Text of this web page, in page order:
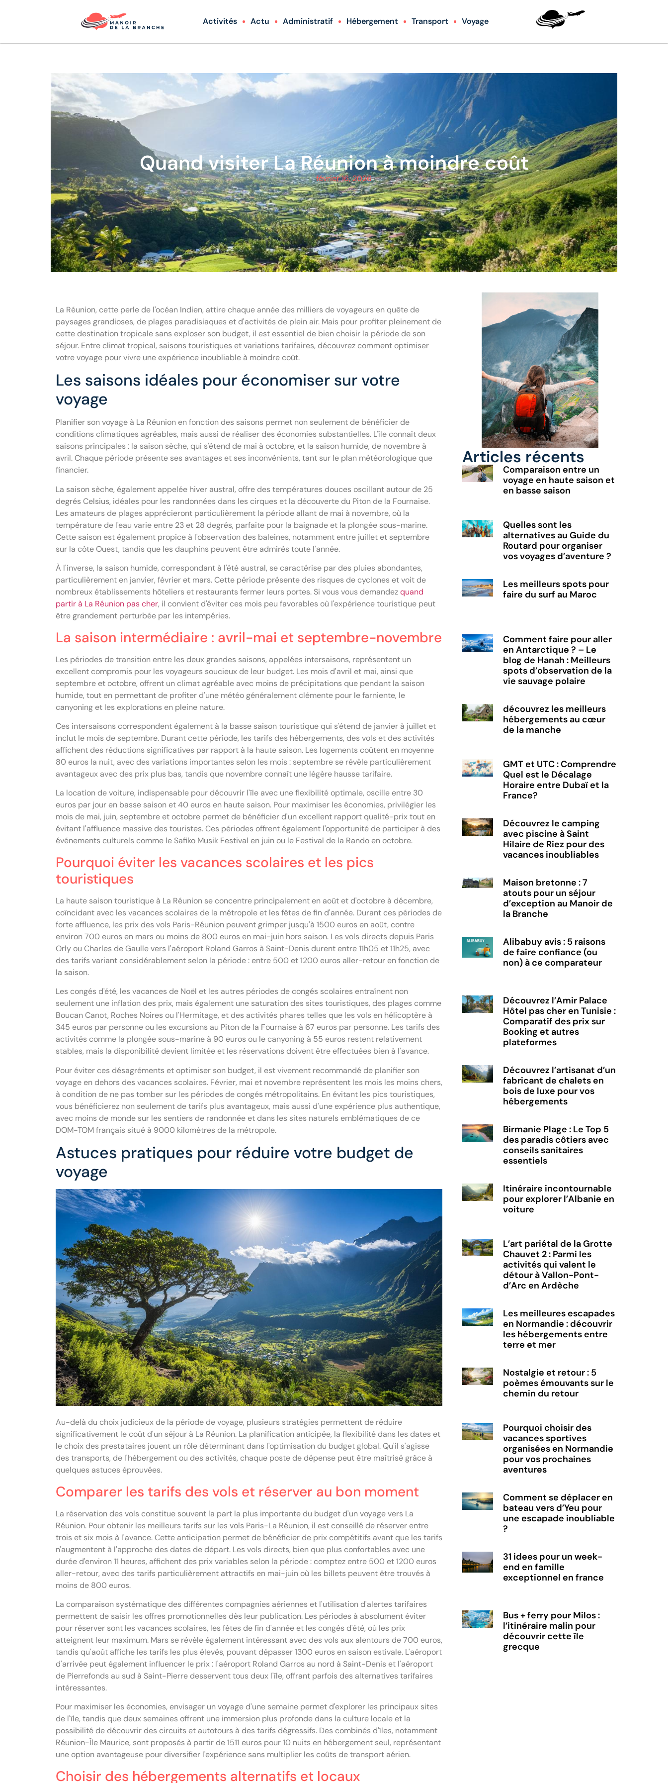
Activités Actu Administratif Hébergement Transport Voyage
Quand visiter La Réunion à moindre coût
février 16, 2026
La Réunion, cette perle de l'océan Indien, attire chaque année des milliers de voyageurs en quête de
paysages grandioses, de plages paradisiaques et d'activités de plein air. Mais pour profiter pleinement de
cette destination tropicale sans exploser son budget, il est essentiel de bien choisir la période de son
séjour. Entre climat tropical, saisons touristiques et variations tarifaires, découvrez comment optimiser
votre voyage pour vivre une expérience inoubliable à moindre coût.
Les saisons idéales pour économiser sur votre
voyage
Planifier son voyage à La Réunion en fonction des saisons permet non seulement de bénéficier de
conditions climatiques agréables, mais aussi de réaliser des économies substantielles. L'île connaît deux
saisons principales : la saison sèche, qui s'étend de mai à octobre, et la saison humide, de novembre à
avril. Chaque période présente ses avantages et ses inconvénients, tant sur le plan météorologique que
financier.
La saison sèche, également appelée hiver austral, offre des températures douces oscillant autour de 25
degrés Celsius, idéales pour les randonnées dans les cirques et la découverte du Piton de la Fournaise.
Les amateurs de plages apprécieront particulièrement la période allant de mai à novembre, où la
température de l'eau varie entre 23 et 28 degrés, parfaite pour la baignade et la plongée sous-marine.
Cette saison est également propice à l'observation des baleines, notamment entre juillet et septembre
sur la côte Ouest, tandis que les dauphins peuvent être admirés toute l'année.
À l'inverse, la saison humide, correspondant à l'été austral, se caractérise par des pluies abondantes,
particulièrement en janvier, février et mars. Cette période présente des risques de cyclones et voit de
nombreux établissements hôteliers et restaurants fermer leurs portes. Si vous vous demandezquand
partir à La Réunion pas cher, il convient d'éviter ces mois peu favorables où l'expérience touristique peut
être grandement perturbée par les intempéries.
La saison intermédiaire : avril-mai et septembre-novembre
Les périodes de transition entre les deux grandes saisons, appelées intersaisons, représentent un
excellent compromis pour les voyageurs soucieux de leur budget. Les mois d'avril et mai, ainsi que
septembre et octobre, offrent un climat agréable avec moins de précipitations que pendant la saison
humide, tout en permettant de profiter d'une météo généralement clémente pour le farniente, le
canyoning et les explorations en pleine nature.
Ces intersaisons correspondent également à la basse saison touristique qui s'étend de janvier à juillet et
inclut le mois de septembre. Durant cette période, les tarifs des hébergements, des vols et des activités
affichent des réductions significatives par rapport à la haute saison. Les logements coûtent en moyenne
80 euros la nuit, avec des variations importantes selon les mois : septembre se révèle particulièrement
avantageux avec des prix plus bas, tandis que novembre connaît une légère hausse tarifaire.
La location de voiture, indispensable pour découvrir l'île avec une flexibilité optimale, oscille entre 30
euros par jour en basse saison et 40 euros en haute saison. Pour maximiser les économies, privilégier les
mois de mai, juin, septembre et octobre permet de bénéficier d'un excellent rapport qualité-prix tout en
évitant l'affluence massive des touristes. Ces périodes offrent également l'opportunité de participer à des
événements culturels comme le Safiko Musik Festival en juin ou le Festival de la Rando en octobre.
Pourquoi éviter les vacances scolaires et les pics
touristiques
La haute saison touristique à La Réunion se concentre principalement en août et d'octobre à décembre,
coïncidant avec les vacances scolaires de la métropole et les fêtes de fin d'année. Durant ces périodes de
forte affluence, les prix des vols Paris-Réunion peuvent grimper jusqu'à 1500 euros en août, contre
environ 700 euros en mars ou moins de 800 euros en mai-juin hors saison. Les vols directs depuis Paris
Orly ou Charles de Gaulle vers l'aéroport Roland Garros à Saint-Denis durent entre 11h05 et 11h25, avec
des tarifs variant considérablement selon la période : entre 500 et 1200 euros aller-retour en fonction de
la saison.
Les congés d'été, les vacances de Noël et les autres périodes de congés scolaires entraînent non
seulement une inflation des prix, mais également une saturation des sites touristiques, des plages comme
Boucan Canot, Roches Noires ou l'Hermitage, et des activités phares telles que les vols en hélicoptère à
345 euros par personne ou les excursions au Piton de la Fournaise à 67 euros par personne. Les tarifs des
activités comme la plongée sous-marine à 90 euros ou le canyoning à 55 euros restent relativement
stables, mais la disponibilité devient limitée et les réservations doivent être effectuées bien à l'avance.
Pour éviter ces désagréments et optimiser son budget, il est vivement recommandé de planifier son
voyage en dehors des vacances scolaires. Février, mai et novembre représentent les mois les moins chers,
à condition de ne pas tomber sur les périodes de congés métropolitains. En évitant les pics touristiques,
vous bénéficierez non seulement de tarifs plus avantageux, mais aussi d'une expérience plus authentique,
avec moins de monde sur les sentiers de randonnée et dans les sites naturels emblématiques de ce
DOM-TOM français situé à 9000 kilomètres de la métropole.
Astuces pratiques pour réduire votre budget de
voyage
Au-delà du choix judicieux de la période de voyage, plusieurs stratégies permettent de réduire
significativement le coût d'un séjour à La Réunion. La planification anticipée, la flexibilité dans les dates et
le choix des prestataires jouent un rôle déterminant dans l'optimisation du budget global. Qu'il s'agisse
des transports, de l'hébergement ou des activités, chaque poste de dépense peut être maîtrisé grâce à
quelques astuces éprouvées.
Comparer les tarifs des vols et réserver au bon moment
La réservation des vols constitue souvent la part la plus importante du budget d'un voyage vers La
Réunion. Pour obtenir les meilleurs tarifs sur les vols Paris-La Réunion, il est conseillé de réserver entre
trois et six mois à l'avance. Cette anticipation permet de bénéficier de prix compétitifs avant que les tarifs
n'augmentent à l'approche des dates de départ. Les vols directs, bien que plus confortables avec une
durée d'environ 11 heures, affichent des prix variables selon la période : comptez entre 500 et 1200 euros
aller-retour, avec des tarifs particulièrement attractifs en mai-juin où les billets peuvent être trouvés à
moins de 800 euros.
La comparaison systématique des différentes compagnies aériennes et l'utilisation d'alertes tarifaires
permettent de saisir les offres promotionnelles dès leur publication. Les périodes à absolument éviter
pour réserver sont les vacances scolaires, les fêtes de fin d'année et les congés d'été, où les prix
atteignent leur maximum. Mars se révèle également intéressant avec des vols aux alentours de 700 euros,
tandis qu'août affiche les tarifs les plus élevés, pouvant dépasser 1300 euros en saison estivale. L'aéroport
d'arrivée peut également influencer le prix : l'aéroport Roland Garros au nord à Saint-Denis et l'aéroport
de Pierrefonds au sud à Saint-Pierre desservent tous deux l'île, offrant parfois des alternatives tarifaires
intéressantes.
Pour maximiser les économies, envisager un voyage d'une semaine permet d'explorer les principaux sites
de l'île, tandis que deux semaines offrent une immersion plus profonde dans la culture locale et la
possibilité de découvrir des circuits et autotours à des tarifs dégressifs. Des combinés d'îles, notamment
Réunion-Île Maurice, sont proposés à partir de 1511 euros pour 10 nuits en hébergement seul, représentant
une option avantageuse pour diversifier l'expérience sans multiplier les coûts de transport aérien.
Choisir des hébergements alternatifs et locaux
Articles récents
Comparaison entre un
voyage en haute saison et
en basse saison
Quelles sont les
alternatives au Guide du
Routard pour organiser
vos voyages d’aventure ?
Les meilleurs spots pour
faire du surf au Maroc
Comment faire pour aller
en Antarctique ? – Le
blog de Hanah : Meilleurs
spots d’observation de la
vie sauvage polaire
découvrez les meilleurs
hébergements au cœur
de la manche
GMT et UTC : Comprendre
Quel est le Décalage
Horaire entre Dubaï et la
France?
Découvrez le camping
avec piscine à Saint
Hilaire de Riez pour des
vacances inoubliables
Maison bretonne : 7
atouts pour un séjour
d’exception au Manoir de
la Branche
Alibabuy avis : 5 raisons
de faire confiance (ou
non) à ce comparateur
Découvrez l’Amir Palace
Hôtel pas cher en Tunisie :
Comparatif des prix sur
Booking et autres
plateformes
Découvrez l’artisanat d’un
fabricant de chalets en
bois de luxe pour vos
hébergements
Birmanie Plage : Le Top 5
des paradis côtiers avec
conseils sanitaires
essentiels
Itinéraire incontournable
pour explorer l’Albanie en
voiture
L’art pariétal de la Grotte
Chauvet 2 : Parmi les
activités qui valent le
détour à Vallon-Pont-
d’Arc en Ardèche
Les meilleures escapades
en Normandie : découvrir
les hébergements entre
terre et mer
Nostalgie et retour : 5
poèmes émouvants sur le
chemin du retour
Pourquoi choisir des
vacances sportives
organisées en Normandie
pour vos prochaines
aventures
Comment se déplacer en
bateau vers d’Yeu pour
une escapade inoubliable
?
31 idees pour un week-
end en famille
exceptionnel en france
Bus + ferry pour Milos :
l’itinéraire malin pour
découvrir cette île
grecque